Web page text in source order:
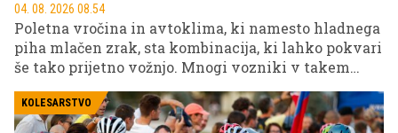
04. 08. 2026 08.54
Poletna vročina in avtoklima, ki namesto hladnega
piha mlačen zrak, sta kombinacija, ki lahko pokvari
še tako prijetno vožnjo. Mnogi vozniki v takem
trenutku takoj pomislijo na drag servis ali okvaro
kompresorja, vendar je resnica pogosto precej bolj
preprosta.
KOLESARSTVO